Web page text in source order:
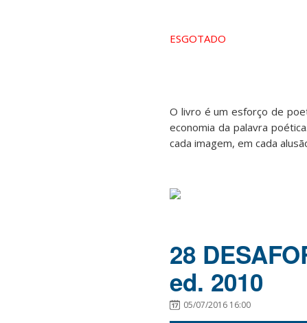
ESGOTADO
O livro é um esforço de
economia da palavra
cada imagem, em cada
28
ed. 2010
05/07/2016 16:00